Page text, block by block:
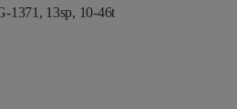
13sp, 10-46t